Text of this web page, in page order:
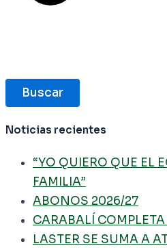
Buscar
Noticias recientes
“YO QUIERO QUE EL
FAMILIA”
ABONOS 2026/27
CARABALÍ
LASTER SE SUMA A